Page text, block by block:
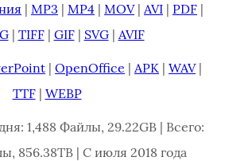
| MP3 | MP4 | MOV| AVI | PDF |
| TIFF| GIF| SVG| AVIF
| OpenOffice | APK | WAV|
TTF| WEBP
1,488 Файлы, 29.22GB | Всего:
856.38TB | С июля 2018 года